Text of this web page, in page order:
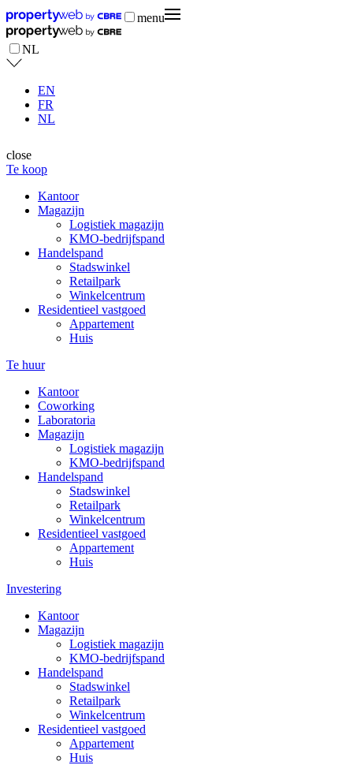
menu
NL
EN
FR
NL
close
Te koop
Kantoor
Magazijn
Logistiek magazijn
KMO-bedrijfspand
Handelspand
Stadswinkel
Retailpark
Winkelcentrum
Residentieel vastgoed
Appartement
Huis
Te huur
Kantoor
Coworking
Laboratoria
Magazijn
Logistiek magazijn
KMO-bedrijfspand
Handelspand
Stadswinkel
Retailpark
Winkelcentrum
Residentieel vastgoed
Appartement
Huis
Investering
Kantoor
Magazijn
Logistiek magazijn
KMO-bedrijfspand
Handelspand
Stadswinkel
Retailpark
Winkelcentrum
Residentieel vastgoed
Appartement
Huis